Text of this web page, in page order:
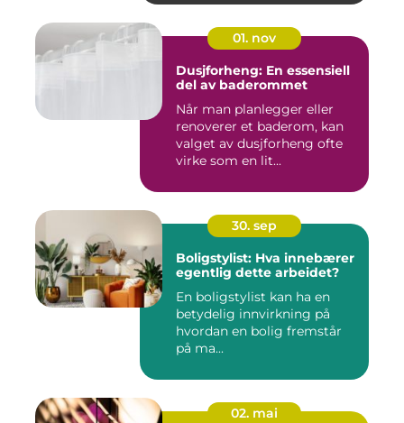
01. nov
Dusjforheng: En essensiell
del av baderommet
Når man planlegger eller
renoverer et baderom, kan
valget av dusjforheng ofte
virke som en lit...
30. sep
Boligstylist: Hva innebærer
egentlig dette arbeidet?
En boligstylist kan ha en
betydelig innvirkning på
hvordan en bolig fremstår
på ma...
02. mai